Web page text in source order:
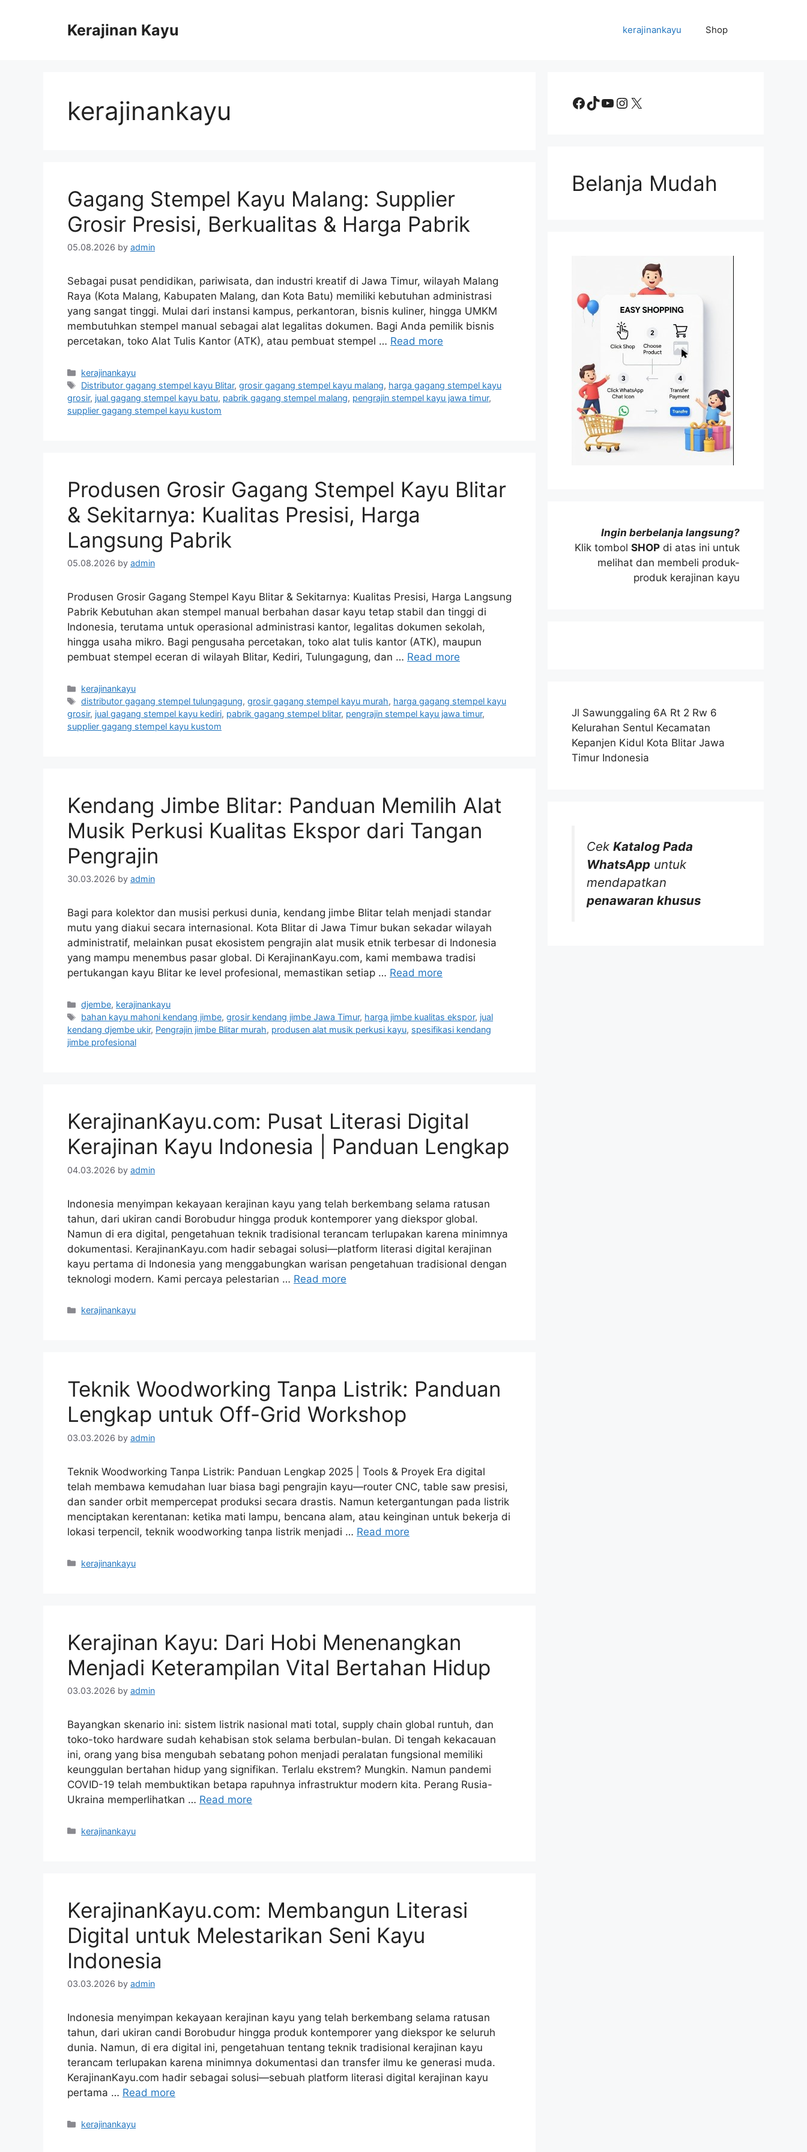
Kerajinan Kayu kerajinankayu Shop
kerajinankayu
Gagang Stempel Kayu Malang: Supplier
Grosir Presisi, Berkualitas & Harga Pabrik
05.08.2026 by admin
Sebagai pusat pendidikan, pariwisata, dan industri kreatif di Jawa Timur, wilayah Malang
Raya (Kota Malang, Kabupaten Malang, dan Kota Batu) memiliki kebutuhan administrasi
yang sangat tinggi. Mulai dari instansi kampus, perkantoran, bisnis kuliner, hingga UMKM
membutuhkan stempel manual sebagai alat legalitas dokumen. Bagi Anda pemilik bisnis
percetakan, toko Alat Tulis Kantor (ATK), atau pembuat stempel … Read more
Categories
kerajinankayu
Tags
Distributor gagang stempel kayu Blitar,grosir gagang stempel kayu malang, harga gagang stempel kayu
grosir, jual gagang stempel kayu batu, pabrik gagang stempel malang, pengrajin stempel kayu jawa timur,
supplier gagang stempel kayu kustom
Produsen Grosir Gagang Stempel Kayu Blitar
& Sekitarnya: Kualitas Presisi, Harga
Langsung Pabrik
05.08.2026 by admin
Produsen Grosir Gagang Stempel Kayu Blitar & Sekitarnya: Kualitas Presisi, Harga Langsung
Pabrik Kebutuhan akan stempel manual berbahan dasar kayu tetap stabil dan tinggi di
Indonesia, terutama untuk operasional administrasi kantor, legalitas dokumen sekolah,
hingga usaha mikro. Bagi pengusaha percetakan, toko alat tulis kantor (ATK), maupun
pembuat stempel eceran di wilayah Blitar, Kediri, Tulungagung, dan … Read more
Categories
kerajinankayu
Tags
distributor gagang stempel tulungagung,grosir gagang stempel kayu murah, harga gagang stempel kayu
grosir, jual gagang stempel kayu kediri, pabrik gagang stempel blitar, pengrajin stempel kayu jawa timur,
supplier gagang stempel kayu kustom
Kendang Jimbe Blitar: Panduan Memilih Alat
Musik Perkusi Kualitas Ekspor dari Tangan
Pengrajin
30.03.2026 by admin
Bagi para kolektor dan musisi perkusi dunia, kendang jimbe Blitar telah menjadi standar
mutu yang diakui secara internasional. Kota Blitar di Jawa Timur bukan sekadar wilayah
administratif, melainkan pusat ekosistem pengrajin alat musik etnik terbesar di Indonesia
yang mampu menembus pasar global. Di KerajinanKayu.com, kami membawa tradisi
pertukangan kayu Blitar ke level profesional, memastikan setiap … Read more
Categories
djembe, kerajinankayu
Tags
bahan kayu mahoni kendang jimbe,grosir kendang jimbe Jawa Timur, harga jimbe kualitas ekspor, jual
kendang djembe ukir, Pengrajin jimbe Blitar murah, produsen alat musik perkusi kayu, spesifikasi kendang
jimbe profesional
KerajinanKayu.com: Pusat Literasi Digital
Kerajinan Kayu Indonesia | Panduan Lengkap
04.03.2026 by admin
Indonesia menyimpan kekayaan kerajinan kayu yang telah berkembang selama ratusan
tahun, dari ukiran candi Borobudur hingga produk kontemporer yang diekspor global.
Namun di era digital, pengetahuan teknik tradisional terancam terlupakan karena minimnya
dokumentasi. KerajinanKayu.com hadir sebagai solusi—platform literasi digital kerajinan
kayu pertama di Indonesia yang menggabungkan warisan pengetahuan tradisional dengan
teknologi modern. Kami percaya pelestarian … Read more
Categories
kerajinankayu
Teknik Woodworking Tanpa Listrik: Panduan
Lengkap untuk Off-Grid Workshop
03.03.2026 by admin
Teknik Woodworking Tanpa Listrik: Panduan Lengkap 2025 | Tools & Proyek Era digital
telah membawa kemudahan luar biasa bagi pengrajin kayu—router CNC, table saw presisi,
dan sander orbit mempercepat produksi secara drastis. Namun ketergantungan pada listrik
menciptakan kerentanan: ketika mati lampu, bencana alam, atau keinginan untuk bekerja di
lokasi terpencil, teknik woodworking tanpa listrik menjadi … Read more
Categories
kerajinankayu
Kerajinan Kayu: Dari Hobi Menenangkan
Menjadi Keterampilan Vital Bertahan Hidup
03.03.2026 by admin
Bayangkan skenario ini: sistem listrik nasional mati total, supply chain global runtuh, dan
toko-toko hardware sudah kehabisan stok selama berbulan-bulan. Di tengah kekacauan
ini, orang yang bisa mengubah sebatang pohon menjadi peralatan fungsional memiliki
keunggulan bertahan hidup yang signifikan. Terlalu ekstrem? Mungkin. Namun pandemi
COVID-19 telah membuktikan betapa rapuhnya infrastruktur modern kita. Perang Rusia-
Ukraina memperlihatkan … Read more
Categories
kerajinankayu
KerajinanKayu.com: Membangun Literasi
Digital untuk Melestarikan Seni Kayu
Indonesia
03.03.2026 by admin
Indonesia menyimpan kekayaan kerajinan kayu yang telah berkembang selama ratusan
tahun, dari ukiran candi Borobudur hingga produk kontemporer yang diekspor ke seluruh
dunia. Namun, di era digital ini, pengetahuan tentang teknik tradisional kerajinan kayu
terancam terlupakan karena minimnya dokumentasi dan transfer ilmu ke generasi muda.
KerajinanKayu.com hadir sebagai solusi—sebuah platform literasi digital kerajinan kayu
pertama … Read more
Categories
kerajinankayu
Facebook
TikTok
YouTube
Instagram
X
Belanja Mudah
Ingin berbelanja langsung?
Klik tombol SHOP di atas ini untuk
melihat dan membeli produk-
produk kerajinan kayu
Jl Sawunggaling 6A Rt 2 Rw 6
Kelurahan Sentul Kecamatan
Kepanjen Kidul Kota Blitar Jawa
Timur Indonesia
Cek Katalog Pada
WhatsApp untuk
mendapatkan
penawaran khusus